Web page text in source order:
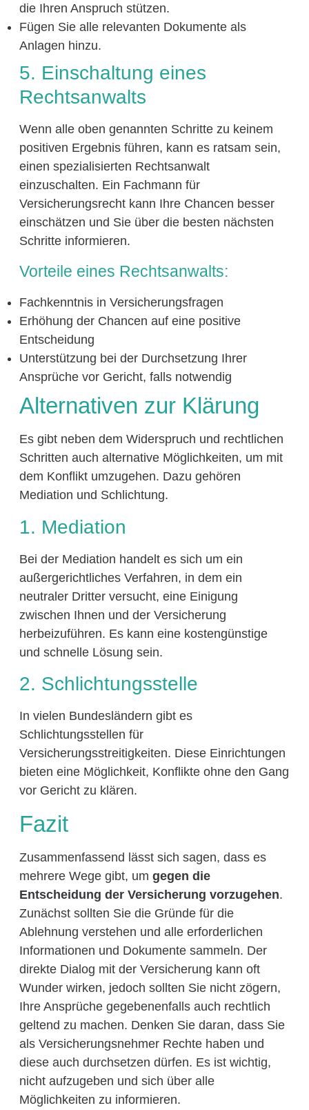
die Ihren Anspruch stützen.
Fügen Sie alle relevanten Dokumente als
Anlagen hinzu.
5. Einschaltung eines
Rechtsanwalts
Wenn alle oben genannten Schritte zu keinem
positiven Ergebnis führen, kann es ratsam sein,
einen spezialisierten Rechtsanwalt
einzuschalten. Ein Fachmann für
Versicherungsrecht kann Ihre Chancen besser
einschätzen und Sie über die besten nächsten
Schritte informieren.
Vorteile eines Rechtsanwalts:
Fachkenntnis in Versicherungsfragen
Erhöhung der Chancen auf eine positive
Entscheidung
Unterstützung bei der Durchsetzung Ihrer
Ansprüche vor Gericht, falls notwendig
Alternativen zur Klärung
Es gibt neben dem Widerspruch und rechtlichen
Schritten auch alternative Möglichkeiten, um mit
dem Konflikt umzugehen. Dazu gehören
Mediation und Schlichtung.
1. Mediation
Bei der Mediation handelt es sich um ein
außergerichtliches Verfahren, in dem ein
neutraler Dritter versucht, eine Einigung
zwischen Ihnen und der Versicherung
herbeizuführen. Es kann eine kostengünstige
und schnelle Lösung sein.
2. Schlichtungsstelle
In vielen Bundesländern gibt es
Schlichtungsstellen für
Versicherungsstreitigkeiten. Diese Einrichtungen
bieten eine Möglichkeit, Konflikte ohne den Gang
vor Gericht zu klären.
Fazit
Zusammenfassend lässt sich sagen, dass es
mehrere Wege gibt, um gegen die
Entscheidung der Versicherung vorzugehen.
Zunächst sollten Sie die Gründe für die
Ablehnung verstehen und alle erforderlichen
Informationen und Dokumente sammeln. Der
direkte Dialog mit der Versicherung kann oft
Wunder wirken, jedoch sollten Sie nicht zögern,
Ihre Ansprüche gegebenenfalls auch rechtlich
geltend zu machen. Denken Sie daran, dass Sie
als Versicherungsnehmer Rechte haben und
diese auch durchsetzen dürfen. Es ist wichtig,
nicht aufzugeben und sich über alle
Möglichkeiten zu informieren.